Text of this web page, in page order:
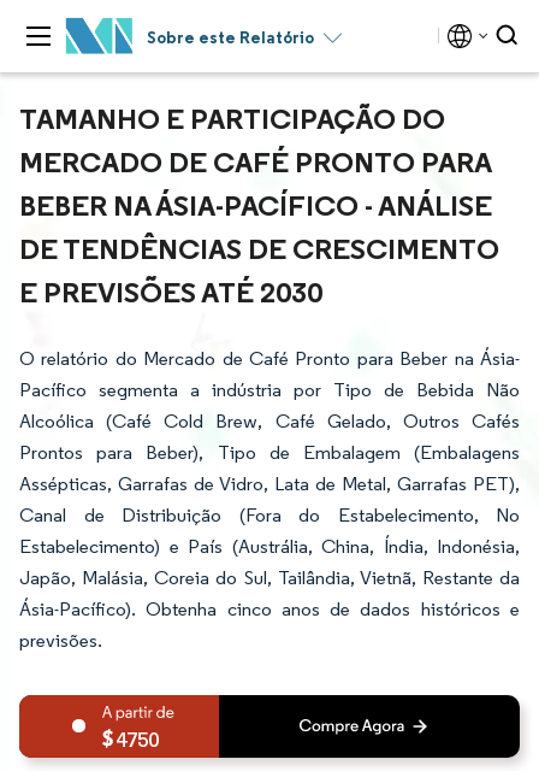
Sobre este Relatório
TAMANHO E PARTICIPAÇÃO DO
MERCADO DE CAFÉ PRONTO PARA
BEBER NA ÁSIA-PACÍFICO - ANÁLISE
DE TENDÊNCIAS DE CRESCIMENTO
E PREVISÕES ATÉ 2030
O relatório do Mercado de Café Pronto para Beber na Ásia-
Pacífico segmenta a indústria por Tipo de Bebida Não
Alcoólica (Café Cold Brew, Café Gelado, Outros Cafés
Prontos para Beber), Tipo de Embalagem (Embalagens
Assépticas, Garrafas de Vidro, Lata de Metal, Garrafas PET),
Canal de Distribuição (Fora do Estabelecimento, No
Estabelecimento) e País (Austrália, China, Índia, Indonésia,
Japão, Malásia, Coreia do Sul, Tailândia, Vietnã, Restante da
Ásia-Pacífico). Obtenha cinco anos de dados históricos e
previsões.
4750